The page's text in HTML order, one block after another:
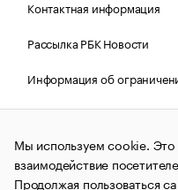
Контактная информация
Рассылка РБК Новости
Информация об
Правовая информация
© АО
и материалы
(зарегистрировано
Мы используем cookie. Это
взаимодействие
Продолжая пользоваться